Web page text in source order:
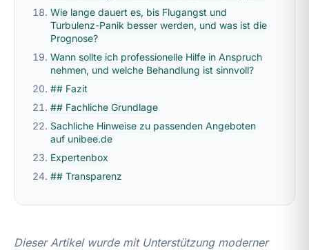
Wie lange dauert es, bis Flugangst und
Turbulenz-Panik besser werden, und was ist die
Prognose?
Wann sollte ich professionelle Hilfe in Anspruch
nehmen, und welche Behandlung ist sinnvoll?
## Fazit
## Fachliche Grundlage
Sachliche Hinweise zu passenden Angeboten
auf unibee.de
Expertenbox
## Transparenz
Dieser Artikel wurde mit Unterstützung moderner